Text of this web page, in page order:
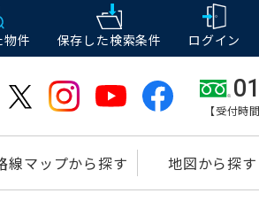
物件 保存した検索条件 ログイン
【受付時
線マップから探す 地図から探す